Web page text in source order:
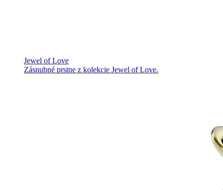
Jewel of Love
Zásnubné prstne z kolekcie Jewel of Love.